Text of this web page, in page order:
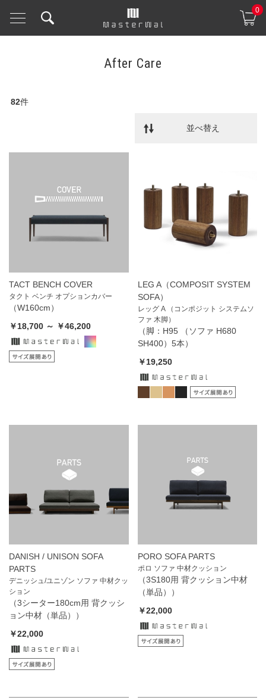
0
After Care
82件
並べ替え
TACT BENCH COVER
タクト ベンチ オプションカバー
（W160cm）
￥18,700 ～ ￥46,200
LEG A（COMPOSIT SYSTEM
SOFA）
レッグ A （コンポジット システムソ
ファ 木脚）
（脚：H95 （ソファ H680
SH400）5本）
￥19,250
DANISH / UNISON SOFA
PARTS
デニッシュ/ユニゾン ソファ 中材クッ
ション
（3シーター180cm用 背クッシ
ョン中材（単品））
￥22,000
PORO SOFA PARTS
ポロ ソファ 中材クッション
（3S180用 背クッション中材
（単品））
￥22,000